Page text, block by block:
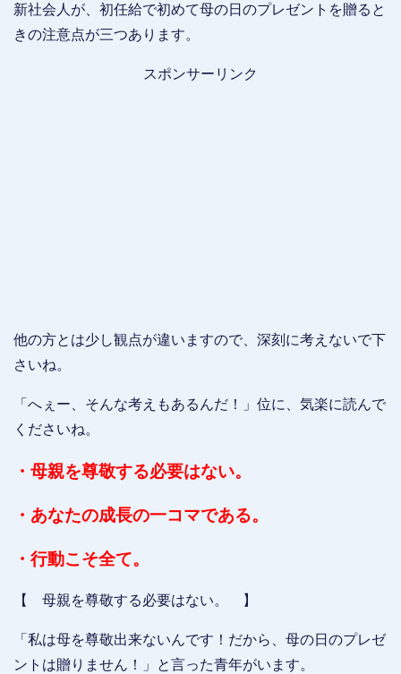
新社会人が、初任給で初めて母の日のプレゼントを贈ると
きの注意点が三つあります。
スポンサーリンク
他の方とは少し観点が違いますので、深刻に考えないで下
さいね。
「へぇー、そんな考えもあるんだ！」位に、気楽に読んで
くださいね。
・母親を尊敬する必要はない。
・あなたの成長の一コマである。
・行動こそ全て。
【 母親を尊敬する必要はない。 】
「私は母を尊敬出来ないんです！だから、母の日のプレゼ
ントは贈りません！」と言った青年がいます。